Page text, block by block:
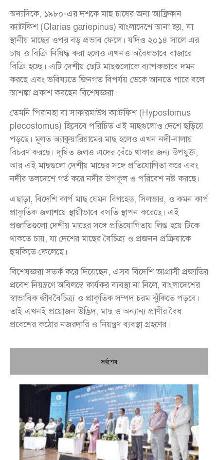
অন্যদিকে, ১৯৮০-এর দশকে মাছ চাষের জন্য আফ্রিকান
ক্যাটফিশ (Clarias gariepinus) বাংলাদেশে আনা হয়, যা
স্থানীয় মাছের ওপর বড় প্রভাব ফেলে। যদিও ২০১৪ সালে এর
চাষ ও বিক্রি নিষিদ্ধ করা হলেও এখনও অবৈধভাবে বাজারে
বিক্রি হচ্ছে। এটি দেশীয় ছোট মাছগুলোকে ব্যাপকভাবে দমন
করছে এবং ভবিষ্যতে জিনগত বিপর্যয় ডেকে আনতে পারে বলে
আশঙ্কা প্রকাশ করছেন বিশেষজ্ঞরা।
তেমনি পিরানহা বা সাকারমাউথ ক্যাটফিশ (Hypostomus
plecostomus) হিসেবে পরিচিত এই মাছগুলোও দেশে ছড়িয়ে
পড়ছে। মূলত অ্যাকুয়ারিয়ামের মাছ হলেও এখন নদী-নালায়
বিচরণ করছে। দূষিত জলও এদের বেঁচে থাকার জন্য উপযুক্ত,
আর এই মাছগুলো দেশীয় মাছের সঙ্গে প্রতিযোগিতা করে এবং
নদীর তলদেশে গর্ত করে নদীর উপকূল ও পরিবেশ নষ্ট করছে।
এছাড়া, বিদেশি কার্প মাছ যেমন বিগহেড, সিলভার, ও কমন কার্প
প্রাকৃতিক জলাশয়ে স্থায়ীভাবে বসতি স্থাপন করেছে। এই
প্রজাতিগুলো দেশীয় মাছের সঙ্গে প্রতিযোগিতায় লিপ্ত হয়ে টিকে
থাকতে চায়, যা দেশের মাছের বৈচিত্র্য ও প্রজনন প্রক্রিয়াকে
হুমকিতে ফেলেছে।
বিশেষজ্ঞরা সতর্ক করে দিয়েছেন, এসব বিদেশি আগ্রাসী প্রজাতির
প্রবেশ নিয়ন্ত্রণে অবিলম্বে কার্যকর ব্যবস্থা না নিলে, বাংলাদেশের
স্বাভাবিক জীববৈচিত্র্য ও প্রাকৃতিক সম্পদ চরম ঝুঁকিতে পড়বে।
তাই এখনই প্রয়োজন উদ্ভিদ, মাছ ও অন্যান্য প্রাণীর বৈধ
প্রবেশের কঠোর নজরদারি ও নিয়ন্ত্রণ ব্যবস্থা গ্রহণের।
সর্বশেষ